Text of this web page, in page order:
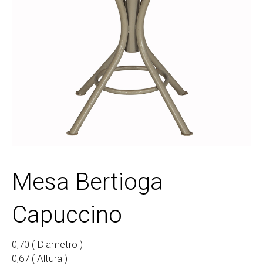
Mesa Bertioga
Capuccino
0,70 ( Diametro )
0,67 ( Altura )